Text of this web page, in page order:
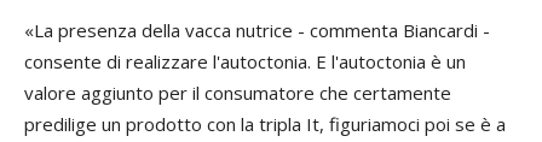
«La presenza della vacca nutrice - commenta Biancardi -
consente di realizzare l'autoctonia. E l'autoctonia è un
valore aggiunto per il consumatore che certamente
predilige un prodotto con la tripla It, figuriamoci poi se è a